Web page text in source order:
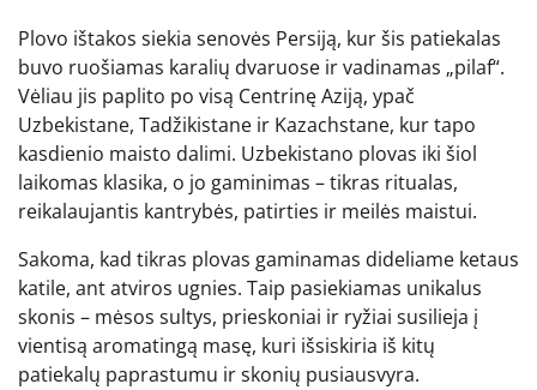
Plovo ištakos siekia senovės Persiją, kur šis patiekalas
buvo ruošiamas karalių dvaruose ir vadinamas „pilaf“.
Vėliau jis paplito po visą Centrinę Aziją, ypač
Uzbekistane, Tadžikistane ir Kazachstane, kur tapo
kasdienio maisto dalimi. Uzbekistano plovas iki šiol
laikomas klasika, o jo gaminimas – tikras ritualas,
reikalaujantis kantrybės, patirties ir meilės maistui.
Sakoma, kad tikras plovas gaminamas dideliame ketaus
katile, ant atviros ugnies. Taip pasiekiamas unikalus
skonis – mėsos sultys, prieskoniai ir ryžiai susilieja į
vientisą aromatingą masę, kuri išsiskiria iš kitų
patiekalų paprastumu ir skonių pusiausvyra.